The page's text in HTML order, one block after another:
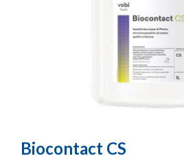
Biocontact CS